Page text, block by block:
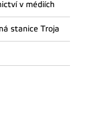
v médiích
stanice Troja